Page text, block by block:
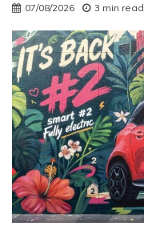
07/08/2026 3 min read